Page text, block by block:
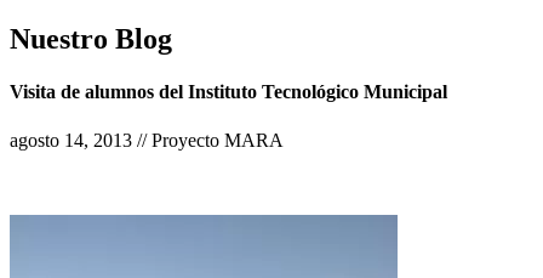
Nuestro Blog
Visita de alumnos del Instituto Tecnológico Municipal
agosto 14, 2013 // Proyecto MARA